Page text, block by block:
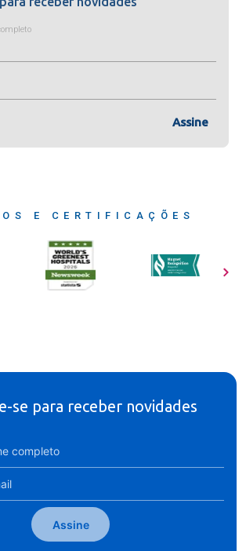
Assine
E CERTIFICAÇÕES
se para receber novidades
Assine